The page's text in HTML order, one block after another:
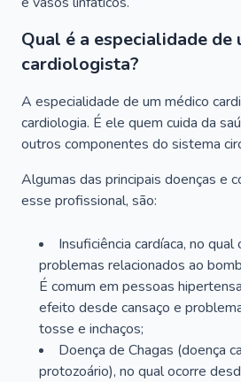
Qual é a especialidade de
cardiologista?
A especialidade de um médico
cardiologia. É ele quem cuida da
outros componentes do sistema
Algumas das principais doenças e
esse profissional, são:
Insuficiência cardíaca, no
problemas relacionados ao
É comum em pessoas
efeito desde cansaço e
tosse e inchaços;
Doença de Chagas (doença
protozoário), no qual ocorre